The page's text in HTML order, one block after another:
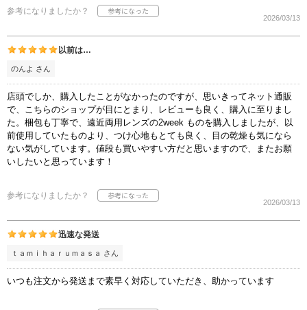
参考になりましたか？
2026/03/13
以前は…
のんよ さん
店頭でしか、購入したことがなかったのですが、思いきってネット通販
で、こちらのショップが目にとまり、レビューも良く、購入に至りまし
た。梱包も丁寧で、遠近両用レンズの2week ものを購入しましたが、以
前使用していたものより、つけ心地もとても良く、目の乾燥も気になら
ない気がしています。値段も買いやすい方だと思いますので、またお願
いしたいと思っています！
参考になりましたか？
2026/03/13
迅速な発送
ｔａｍｉｈａｒｕｍａｓａ さん
いつも注文から発送まで素早く対応していただき、助かっています